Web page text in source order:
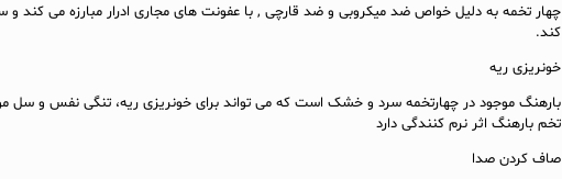
چهار تخمه به دلیل خواص ضد میکروبی و ضد قارچی , با عفونت های مجاری ادرار مبارزه می کند و
کند.
خونریزی ریه
بارهنگ موجود در چهارتخمه سرد و خشک است که می تواند برای خونریزی ریه، تنگی نفس و سل
تخم بارهنگ اثر نرم کنندگی دارد
صاف کردن صدا